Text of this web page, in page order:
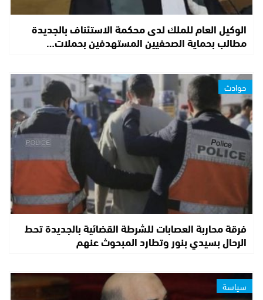
الوكيل العام للملك لدى محكمة الاستئناف بالجديدة
مطالب بحماية الصحفيين المستهدفين بحملات…
حوادث
فرقة محاربة العصابات للشرطة القضائية بالجديدة تحط
الرحال بسيدي بنور وتطارد المبحوث عنهم
سياسة